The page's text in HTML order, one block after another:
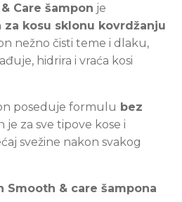
Care šampon je
za kosu sklonu kovrdžanju
nežno čisti teme i dlaku,
hidrira i vraća kosi
poseduje formulu bez
je za sve tipove kose i
svežine nakon svakog
Smooth & care šampona